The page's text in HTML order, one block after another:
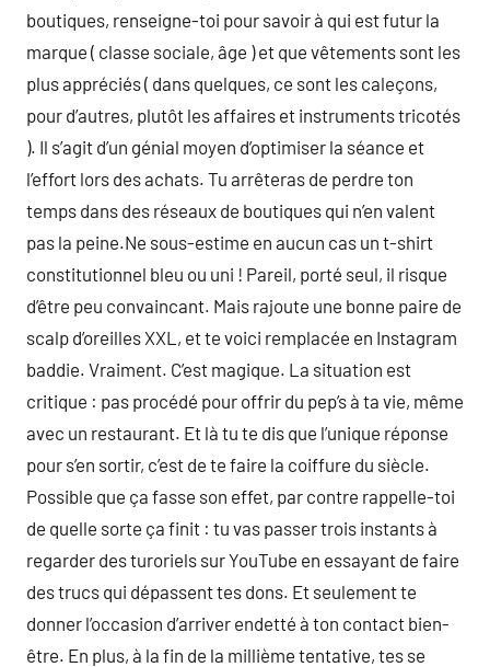
boutiques, renseigne-toi pour savoir à qui est futur la
marque ( classe sociale, âge ) et que vêtements sont les
plus appréciés ( dans quelques, ce sont les caleçons,
pour d’autres, plutôt les affaires et instruments tricotés
). Il s’agit d’un génial moyen d’optimiser la séance et
l’effort lors des achats. Tu arrêteras de perdre ton
temps dans des réseaux de boutiques qui n’en valent
pas la peine.Ne sous-estime en aucun cas un t-shirt
constitutionnel bleu ou uni ! Pareil, porté seul, il risque
d’être peu convaincant. Mais rajoute une bonne paire de
scalp d’oreilles XXL, et te voici remplacée en Instagram
baddie. Vraiment. C’est magique. La situation est
critique : pas procédé pour offrir du pep’s à ta vie, même
avec un restaurant. Et là tu te dis que l’unique réponse
pour s’en sortir, c’est de te faire la coiffure du siècle.
Possible que ça fasse son effet, par contre rappelle-toi
de quelle sorte ça finit : tu vas passer trois instants à
regarder des turoriels sur YouTube en essayant de faire
des trucs qui dépassent tes dons. Et seulement te
donner l’occasion d’arriver endetté à ton contact bien-
être. En plus, à la fin de la millième tentative, tes se